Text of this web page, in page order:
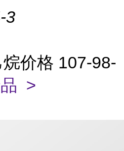
3
价格 107-98-
>